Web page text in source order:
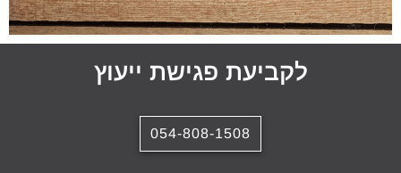
לקביעת פגישת ייעוץ
054-808-1508